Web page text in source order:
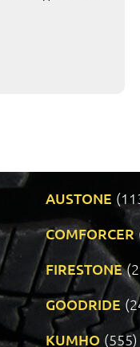
AUSTONE
COMFORCER
FIRESTONE
GOODRIDE
KUMHO (555)